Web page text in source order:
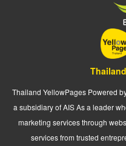
Thailand YellowPages Powered
a subsidiary of AIS As a leader
marketing services through
services from trusted